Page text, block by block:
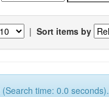
| Sort items by
time: 0.0 seconds).